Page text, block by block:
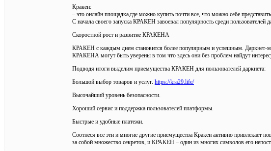
Кракен:
– это онлайн площадка,где можно купить почти все, что можно себе
С начала своего запуска КРАКЕН завоевал популярность среди
Скоростной рост и развитие КРАКЕНА
КРАКЕН с каждым днем становится более популярным и успешным. Даркнет-
КРАКЕНА могут быть уверены в том что здесь они без проблем найдут
Подводя итоги выделим приемущества КРАКЕН для пользователей даркнета:
Большой выбор товаров и услуг. https://kra29.life/
Высочайший уровень безопасности.
Хороший сервис и поддержка пользователей платформы.
Быстрые и удобные платежи.
Соотнеся все эти и многие другие приемущества Кракен активно привлекает
за собой множество секретов, и КРАКЕН – один из многих символов его